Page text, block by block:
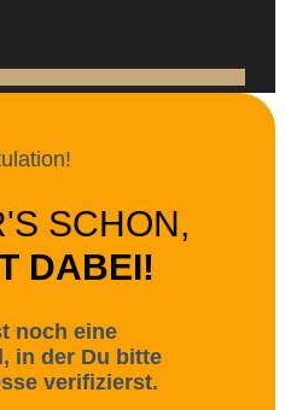
SCHON,
DABEI!
noch eine
in der Du bitte
verifizierst.